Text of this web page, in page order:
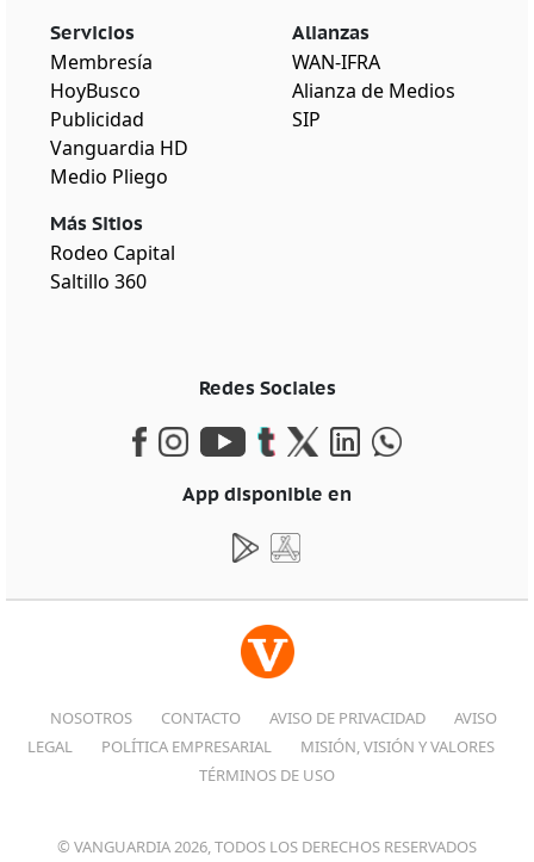
Servicios
Membresía
HoyBusco
Publicidad
Vanguardia HD
Medio Pliego
Más Sitios
Rodeo Capital
Saltillo 360
Alianzas
WAN-IFRA
Alianza de Medios
SIP
Redes Sociales
App disponible en
NOSOTROS CONTACTO AVISO DE PRIVACIDAD
AVISO
LEGAL
POLÍTICA EMPRESARIAL
MISIÓN, VISIÓN Y VALORES
TÉRMINOS DE USO
© VANGUARDIA 2026, TODOS LOS DERECHOS RESERVADOS